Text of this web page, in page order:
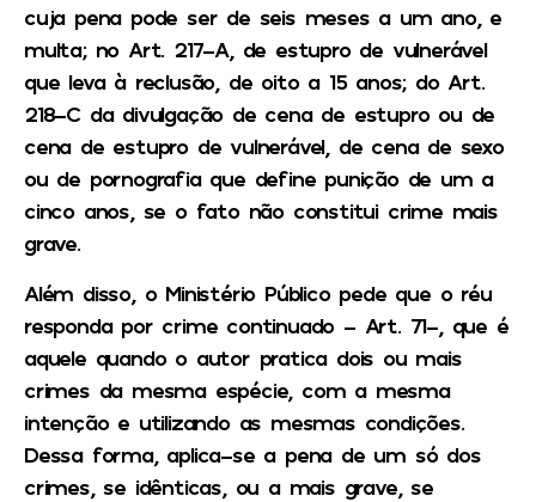
cuja pena pode ser de seis meses a um ano, e
multa; no Art. 217-A, de estupro de vulnerável
que leva à reclusão, de oito a 15 anos; do Art.
218-C da divulgação de cena de estupro ou de
cena de estupro de vulnerável, de cena de sexo
ou de pornografia que define punição de um a
cinco anos, se o fato não constitui crime mais
grave.
Além disso, o Ministério Público pede que o réu
responda por crime continuado – Art. 71-, que é
aquele quando o autor pratica dois ou mais
crimes da mesma espécie, com a mesma
intenção e utilizando as mesmas condições.
Dessa forma, aplica-se a pena de um só dos
crimes, se idênticas, ou a mais grave, se